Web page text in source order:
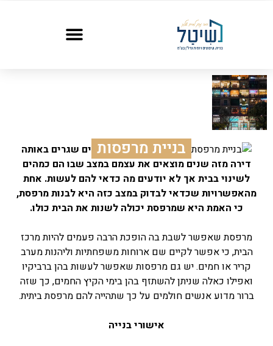
בניית מרפסות
הרבה פעמים אנשים שגרים באותה
דירה מזה שנים מוצאים את עצמם במצב שבו הם כמהים
לשינוי בבית אך לא יודעים מה כדאי להם לעשות. אחת
מהאפשרויות שכדאי לבדוק במצב כזה היא לבנות מרפסת,
כי האמת היא שמרפסת יכולה לשנות את הבית כולו.
מרפסת שאפשר לשבת בה הופכת הרבה פעמים להיות מרכז
הבית, כי אפשר לקיים שם ארוחות משפחתיות וליהנות מערב
קריר או חמים. יש גם מרפסות שאפשר לעשות בהן ברביקיו
ואפילו כאלה שניתן להשתזף בהן בימי הקיץ החמים, כך שזה
ברור מדוע אנשים חולמים על כך שתהייה להם מרפסת ביתית.
אישורי בנייה